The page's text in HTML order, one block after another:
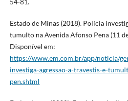
54-81.
Estado de Minas (2018). Polícia
tumulto na Avenida Afonso Pena (11
Disponível em:
https://www.em.com.br/app/noticia/
investiga-agressao-a-travestis-e-
pen.shtml